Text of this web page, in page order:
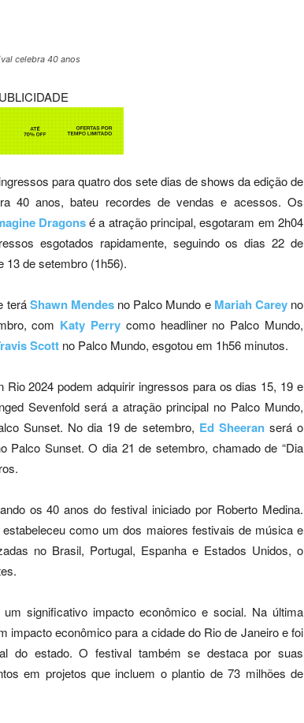
celebra 40 anos
para quatro dos sete dias de shows da edição de
40 anos, bateu recordes de vendas e acessos. Os
Dragonsé a atração principal, esgotaram em 2h04
esgotados rapidamente, seguindo os dias 22 de
13 de setembro (1h56).
teráShawn Mendesno Palco Mundo e Mariah Careyno
com Katy Perrycomo headliner no Palco Mundo,
Scott no Palco Mundo, esgotou em 1h56 minutos.
2024 podem adquirir ingressos para os dias 15, 19 e
Sevenfold será a atração principal no Palco Mundo,
Sunset. No dia 19 de setembro, Ed Sheeranserá o
Palco Sunset. O dia 21 de setembro, chamado de “Dia
os 40 anos do festival iniciado por Roberto Medina.
como um dos maiores festivais de música e
no Brasil, Portugal, Espanha e Estados Unidos, o
significativo impacto econômico e social. Na última
impacto econômico para a cidade do Rio de Janeiro e foi
do estado. O festival também se destaca por suas
em projetos que incluem o plantio de 73 milhões de